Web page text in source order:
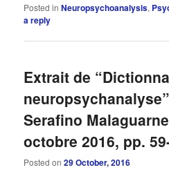
Posted in Neuropsychoanalysis,
a reply
Extrait de
Serafino
octobre 2016, pp.
Posted on29 October, 2016